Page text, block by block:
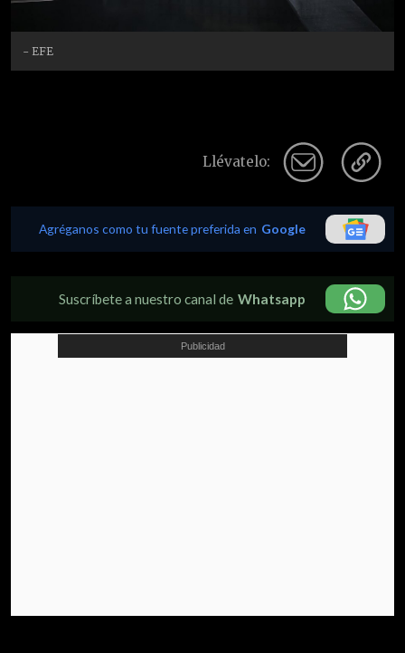
- EFE
Llévatelo:
Agréganos como tu fuente preferida en Google
Suscríbete a nuestro canal de Whatsapp